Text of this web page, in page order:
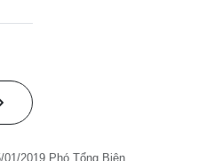
2019 Phó Tổng Biên